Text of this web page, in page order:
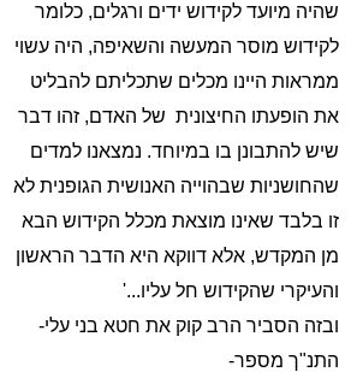
שהיה מיועד לקידוש ידים ורגלים, כלומר
לקידוש מוסר המעשה והשאיפה, היה עשוי
ממראות היינו מכלים שתכליתם להבליט
את הופעתו החיצונית של האדם, זהו דבר
שיש להתבונן בו במיוחד. נמצאנו למדים
שהחושניות שבהוייה האנושית הגופנית לא
זו בלבד שאינו מוצאת מכלל הקידוש הבא
מן המקדש, אלא דווקא היא הדבר הראשון
והעיקרי שהקידוש חל עליו...'
ובזה הסביר הרב קוק את חטא בני עלי-
התנ"ך מספר-